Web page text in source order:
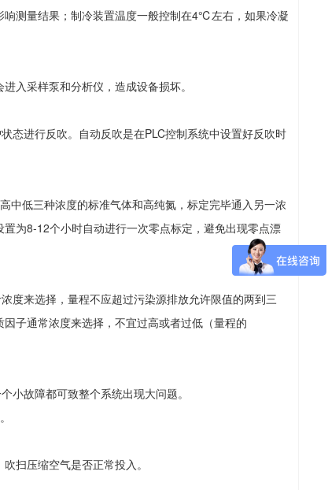
测量结果；制冷装置温度一般控制在4℃左右，如果冷凝
入采样泵和分析仪，造成设备损坏。
进行反吹。自动反吹是在PLC控制系统中设置好反吹时
低三种浓度的标准气体和高纯氮，标定完毕通入另一浓
为8-12个小时自动进行一次零点标定，避免出现零点漂
来选择，量程不应超过污染源排放允许限值的两到三
子通常浓度来选择，不宜过高或者过低（量程的
故障都可致整个系统出现大问题。
扫压缩空气是否正常投入。